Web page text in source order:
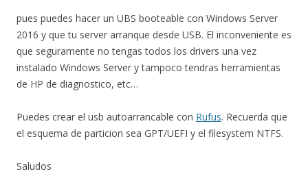
pues puedes hacer un UBS booteable con Windows Server
2016 y que tu server arranque desde USB. El inconveniente es
que seguramente no tengas todos los drivers una vez
instalado Windows Server y tampoco tendras herramientas
de HP de diagnostico, etc…
Puedes crear el usb autoarrancable con Rufus. Recuerda que
el esquema de particion sea GPT/UEFI y el filesystem NTFS.
Saludos